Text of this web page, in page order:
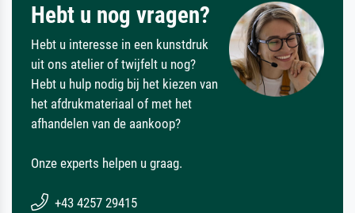
Hebt u nog vragen?
Hebt u interesse in een kunstdruk
uit ons atelier of twijfelt u nog?
Hebt u hulp nodig bij het kiezen van
het afdrukmateriaal of met het
afhandelen van de aankoop?
Onze experts helpen u graag.
+43 4257 29415